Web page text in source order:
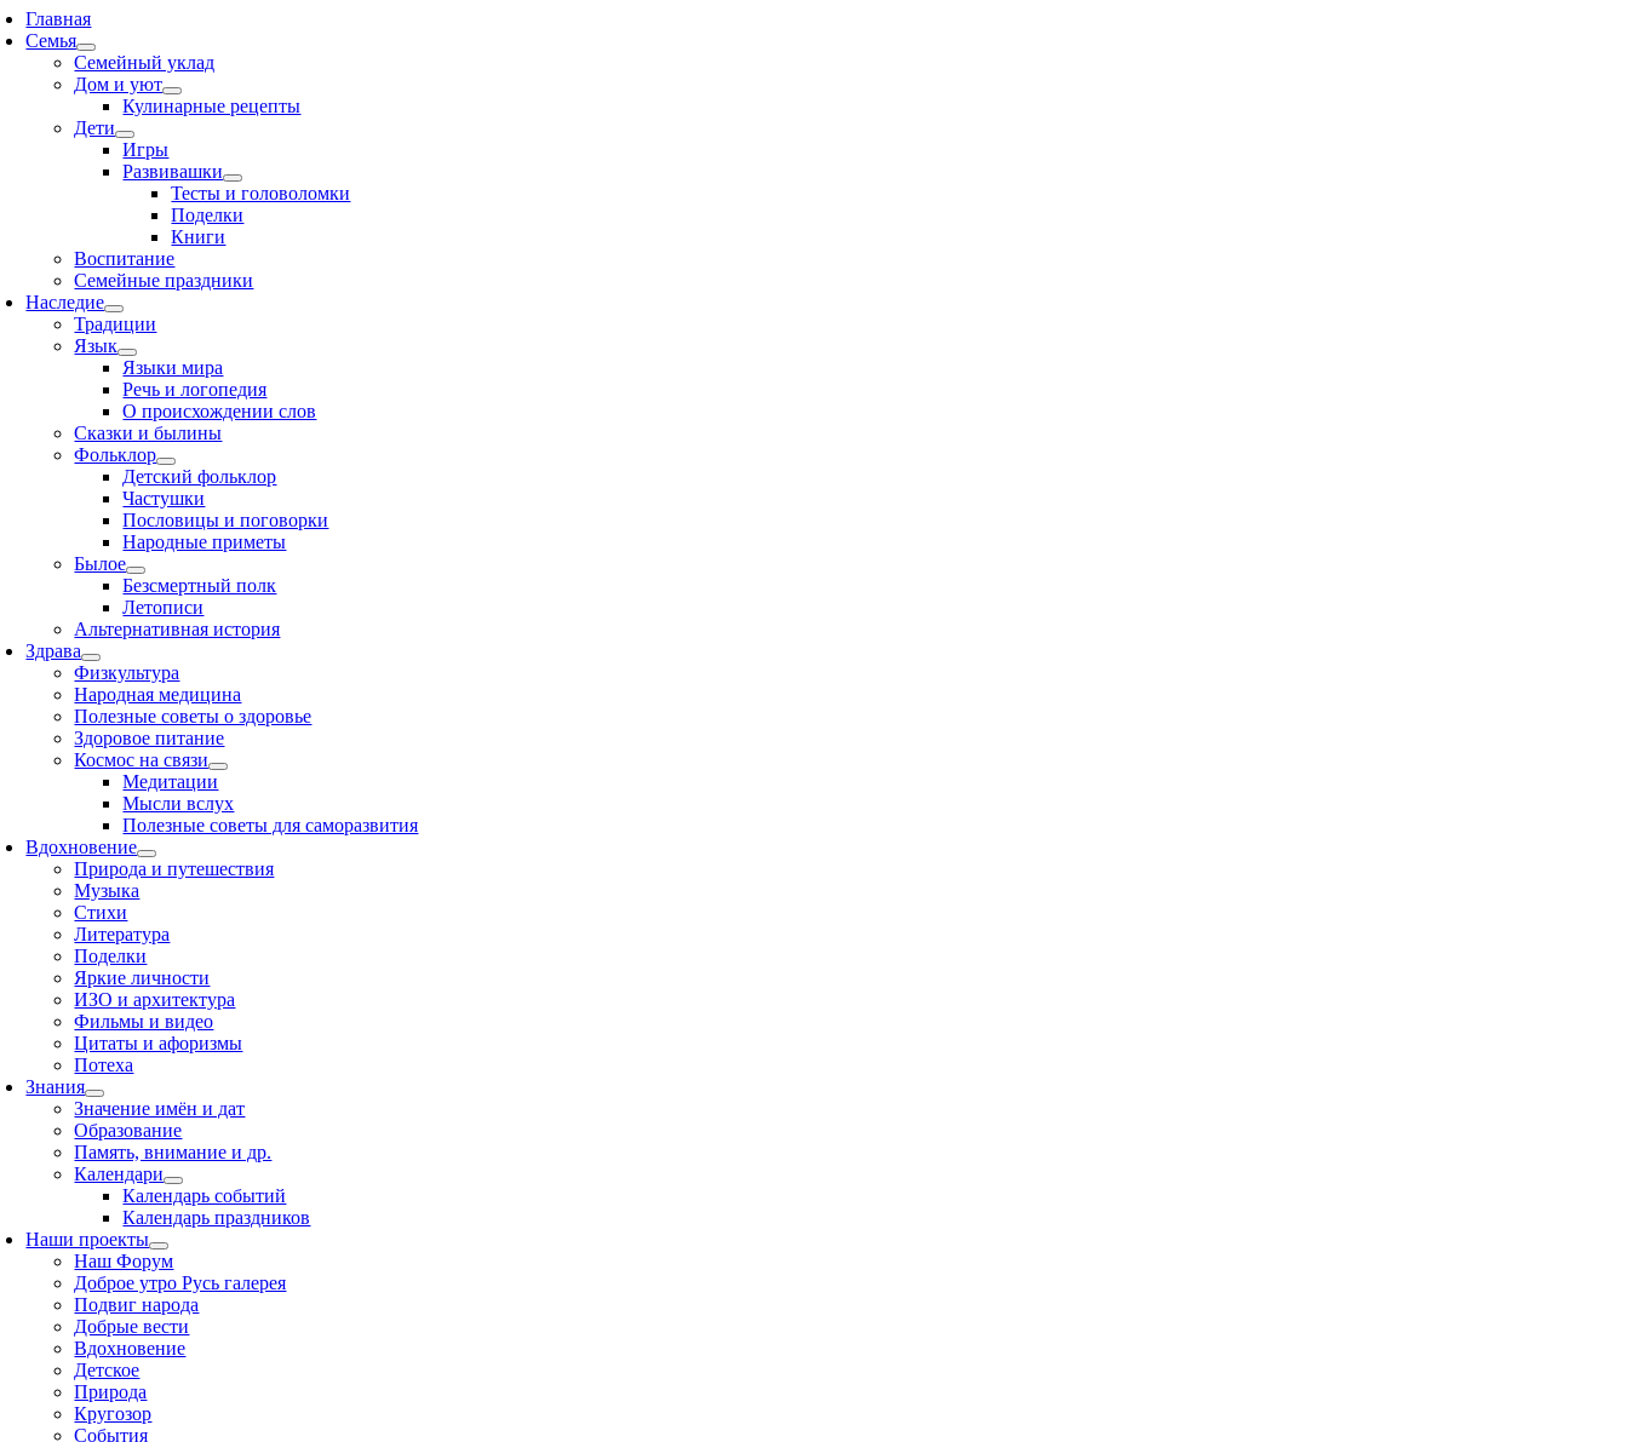
Главная
Семья
Семейный уклад
Дом и уют
Кулинарные рецепты
Дети
Игры
Развивашки
Тесты и головоломки
Поделки
Книги
Воспитание
Семейные праздники
Наследие
Традиции
Язык
Языки мира
Речь и логопедия
О происхождении слов
Сказки и былины
Фольклор
Детский фольклор
Частушки
Пословицы и поговорки
Народные приметы
Былое
Безсмертный полк
Летописи
Альтернативная история
Здрава
Физкультура
Народная медицина
Полезные советы о здоровье
Здоровое питание
Космос на связи
Медитации
Мысли вслух
Полезные советы для саморазвития
Вдохновение
Природа и путешествия
Музыка
Стихи
Литература
Поделки
Яркие личности
ИЗО и архитектура
Фильмы и видео
Цитаты и афоризмы
Потеха
Знания
Значение имён и дат
Образование
Память, внимание и др.
Календари
Календарь событий
Календарь праздников
Наши проекты
Наш Форум
Доброе утро Русь галерея
Подвиг народа
Добрые вести
Вдохновение
Детское
Природа
Кругозор
События